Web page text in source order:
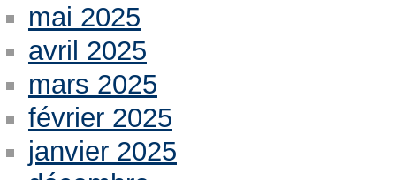
mai 2025
avril 2025
mars 2025
février 2025
janvier 2025